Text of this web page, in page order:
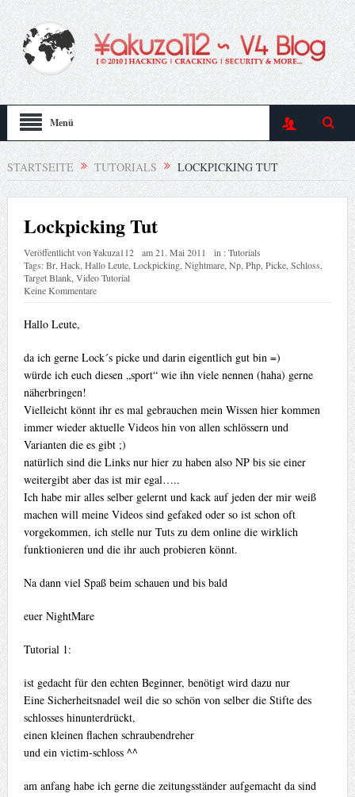
Menü
STARTSEITE TUTORIALS LOCKPICKING TUT
Lockpicking Tut
Veröffentlicht von¥akuza112 am21. Mai 2011 in :Tutorials
Tags:Br, Hack, Hallo Leute, Lockpicking, Nightmare, Np, Php, Picke, Schloss
Target Blank, Video Tutorial
Keine Kommentare
Hallo Leute,
da ich gerne Lock´s picke und darin eigentlich gut bin =)
würde ich euch diesen „sport“ wie ihn viele nennen (haha) gerne
näherbringen!
Vielleicht könnt ihr es mal gebrauchen mein Wissen hier kommen
immer wieder aktuelle Videos hin von allen schlössern und
Varianten die es gibt ;)
natürlich sind die Links nur hier zu haben also NP bis sie einer
weitergibt aber das ist mir egal…..
Ich habe mir alles selber gelernt und kack auf jeden der mir weiß
machen will meine Videos sind gefaked oder so ist schon oft
vorgekommen, ich stelle nur Tuts zu dem online die wirklich
funktionieren und die ihr auch probieren könnt.
Na dann viel Spaß beim schauen und bis bald
euer NightMare
Tutorial 1:
ist gedacht für den echten Beginner, benötigt wird dazu nur
Eine Sicherheitsnadel weil die so schön von selber die Stifte des
schlosses hinunterdrückt,
einen kleinen flachen schraubendreher
und ein victim-schloss ^^
am anfang habe ich gerne die zeitungsständer aufgemacht da sind